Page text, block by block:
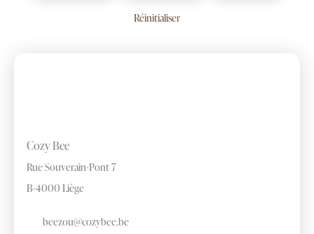
Réinitialiser
Cozy Bee
Rue Souverain-Pont 7
B-4000 Liège
beezou@cozybee.be